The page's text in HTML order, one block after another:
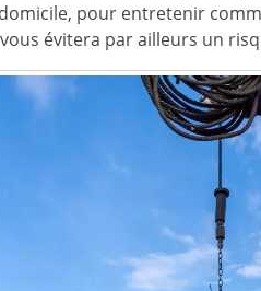
pour entretenir
évitera par ailleurs un